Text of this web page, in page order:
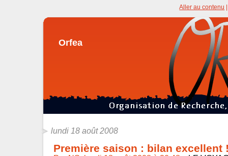
Orfea
Aller au contenu
lundi 18 août 2008
Première saison : bilan excellent